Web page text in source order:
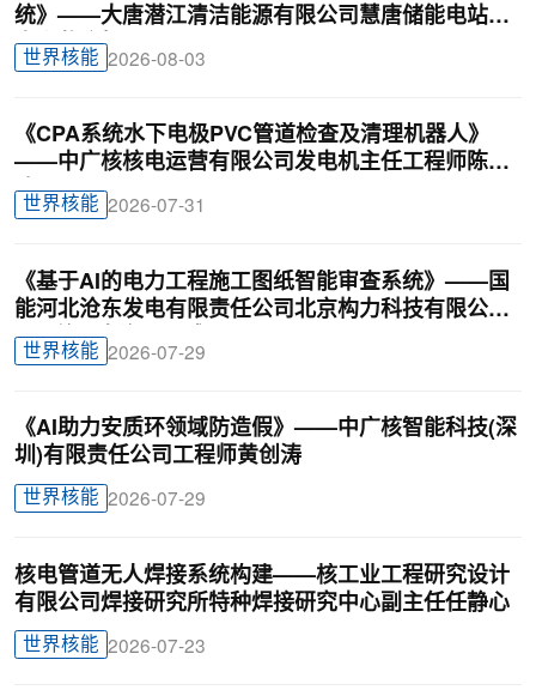
统》——大唐潜江清洁能源有限公司慧唐储能电站负
责人戴迎根
世界核能 2026-08-03
《CPA系统水下电极PVC管道检查及清理机器人》
——中广核核电运营有限公司发电机主任工程师陈俊
达
世界核能 2026-07-31
《基于AI的电力工程施工图纸智能审查系统》——国
能河北沧东发电有限责任公司北京构力科技有限公司
BIM曾理咨询罗晟威
世界核能 2026-07-29
《AI助力安质环领域防造假》——中广核智能科技(深
圳)有限责任公司工程师黄创涛
世界核能 2026-07-29
核电管道无人焊接系统构建——核工业工程研究设计
有限公司焊接研究所特种焊接研究中心副主任任静心
世界核能 2026-07-23